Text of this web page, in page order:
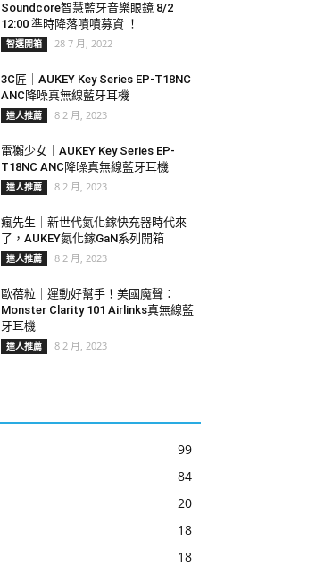
Soundcore智慧藍牙音樂眼鏡 8/2
12:00 準時降落嘖嘖募資 ！
智選開箱 28 7 月, 2022
3C匠｜AUKEY Key Series EP-T18NC
ANC降噪真無線藍牙耳機
達人推薦 8 2 月, 2023
電獺少女｜AUKEY Key Series EP-
T18NC ANC降噪真無線藍牙耳機
達人推薦 8 2 月, 2023
瘋先生｜新世代氮化鎵快充器時代來
了，AUKEY氮化鎵GaN系列開箱
達人推薦 8 2 月, 2023
歐蓓粒｜運動好幫手！美國魔聲：
Monster Clarity 101 Airlinks真無線藍
牙耳機
達人推薦 8 2 月, 2023
99
84
20
18
18